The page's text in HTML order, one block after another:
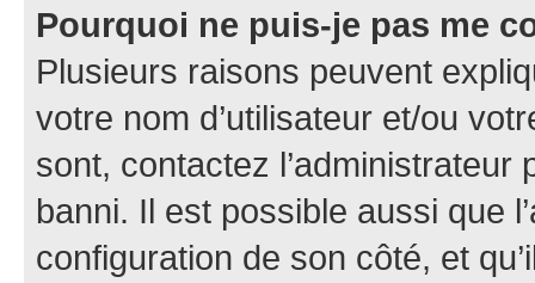
Pourquoi ne puis-je pas me
Plusieurs raisons peuvent
votre nom d’utilisateur et/ou
sont, contactez l’administrateur
banni. Il est possible aussi que
configuration de son côté, et